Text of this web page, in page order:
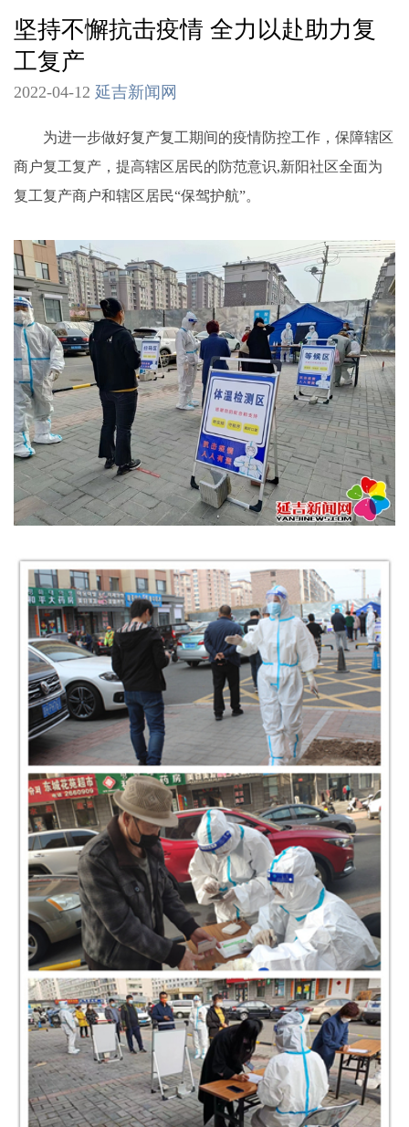
坚持不懈抗击疫情 全力以赴助力复
工复产
2022-04-12 延吉新闻网
为进一步做好复产复工期间的疫情防控工作，保障辖区
商户复工复产，提高辖区居民的防范意识,新阳社区全面为
复工复产商户和辖区居民“保驾护航”。